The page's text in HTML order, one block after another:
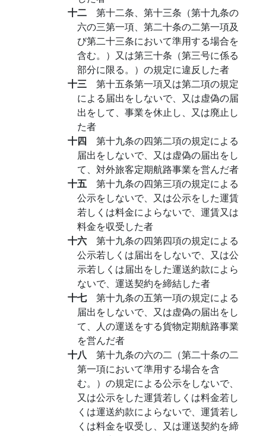
十二 第十二条、第十三条（第十九条の
六の三第一項、第二十条の二第一項及
び第二十三条において準用する場合を
含む。）又は第三十条（第三号に係る
部分に限る。）の規定に違反した者
十三 第十五条第一項又は第二項の規定
による届出をしないで、又は虚偽の届
出をして、事業を休止し、又は廃止し
た者
十四 第十九条の四第二項の規定による
届出をしないで、又は虚偽の届出をし
て、対外旅客定期航路事業を営んだ者
十五 第十九条の四第三項の規定による
公示をしないで、又は公示をした運賃
若しくは料金によらないで、運賃又は
料金を収受した者
十六 第十九条の四第四項の規定による
公示若しくは届出をしないで、又は公
示若しくは届出をした運送約款によら
ないで、運送契約を締結した者
十七 第十九条の五第一項の規定による
届出をしないで、又は虚偽の届出をし
て、人の運送をする貨物定期航路事業
を営んだ者
十八 第十九条の六の二（第二十条の二
第一項において準用する場合を含
む。）の規定による公示をしないで、
又は公示をした運賃若しくは料金若し
くは運送約款によらないで、運賃若し
くは料金を収受し、又は運送契約を締